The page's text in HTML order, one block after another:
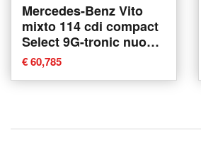
Mercedes-Benz Vito
mixto 114 cdi compact
Select 9G-tronic nuova
a Ancona
€ 60,785